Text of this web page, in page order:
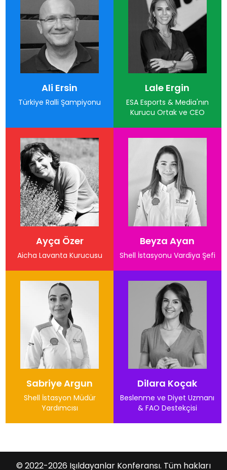
Ali Ersin
Türkiye Ralli Şampiyonu
Lale Ergin
ESA Esports & Media'nın
Kurucu Ortak ve CEO
Ayça Özer
Aicha Lavanta Kurucusu
Beyza Ayan
Shell İstasyonu Vardiya Şefi
Sabriye Argun
Shell İstasyon Müdür
Yardımcısı
Dilara Koçak
Beslenme ve Diyet Uzmanı
& FAO Destekçisi
© 2022-2026 Işıldayanlar Konferansı. Tüm hakları